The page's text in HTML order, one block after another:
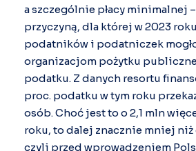
a szczególnie płacy minimalnej –
przyczyną, dla której w 2023
podatników i podatniczek
organizacjom pożytku
podatku. Z danych resortu
proc. podatku w tym roku
osób. Choć jest to o 2,1 mln
roku, to dalej znacznie mniej niż
czyli przed wprowadzeniem